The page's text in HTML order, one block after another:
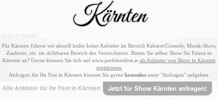
Kärnten
Show in Kärnten
Für Kärnten führen wir aktuell leider keine Anbieter im Bereich Kabaret/Comedy, Musik-Show,
Zauberer, etc. im sichtbaren Bereich des Verzeichnises. Bieten Sie selber Show für Feiern in
Kärnten an? Gerne können Sie sich auf www.perfektesfest.at als Anbieter von Show in Kärnten
registrieren
Anfragen für Ihr Fest in Kärnten können Sie gerne kostenlosunter "Anfragen" aufgeben.
Jetzt für Show Kärnten anfragen!
Alle Anbieter für Ihr Fest in Kärnten